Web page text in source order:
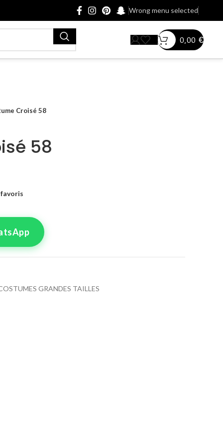
Wrong menu selected
0,00€
Croisé 58
58
GRANDES TAILLES